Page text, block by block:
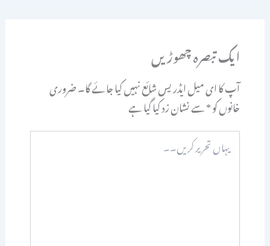
ایک تبصرہ چھوڑیں
آپ کا ای میل ایڈریس شائع نہیں کیا جائے گا۔ضروری
خانوں کو*سے نشان زد کیا گیا ہے
یہاں
تحریر
کریں۔۔